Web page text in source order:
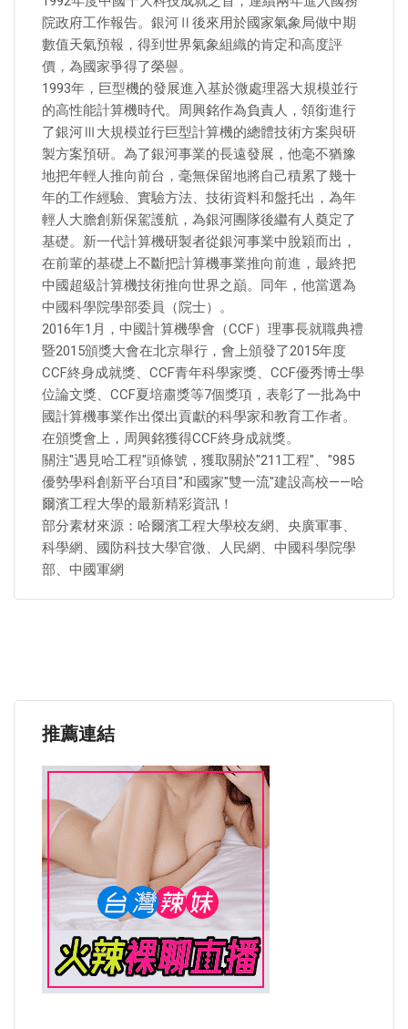
院政府工作報告。銀河Ⅱ後來用於國家氣象局做中期
數值天氣預報，得到世界氣象組織的肯定和高度評
價，為國家爭得了榮譽。
1993年，巨型機的發展進入基於微處理器大規模並行
的高性能計算機時代。周興銘作為負責人，領銜進行
了銀河Ⅲ大規模並行巨型計算機的總體技術方案與研
製方案預研。為了銀河事業的長遠發展，他毫不猶豫
地把年輕人推向前台，毫無保留地將自己積累了幾十
年的工作經驗、實驗方法、技術資料和盤托出，為年
輕人大膽創新保駕護航，為銀河團隊後繼有人奠定了
基礎。新一代計算機研製者從銀河事業中脫穎而出，
在前輩的基礎上不斷把計算機事業推向前進，最終把
中國超級計算機技術推向世界之巔。同年，他當選為
中國科學院學部委員（院士）。
2016年1月，中國計算機學會（CCF）理事長就職典禮
暨2015頒獎大會在北京舉行，會上頒發了2015年度
CCF終身成就獎、CCF青年科學家獎、CCF優秀博士學
位論文獎、CCF夏培肅獎等7個獎項，表彰了一批為中
國計算機事業作出傑出貢獻的科學家和教育工作者。
在頒獎會上，周興銘獲得CCF終身成就獎。
關注"遇見哈工程"頭條號，獲取關於"211工程"、"985
優勢學科創新平台項目"和國家"雙一流"建設高校——哈
爾濱工程大學的最新精彩資訊！
部分素材來源：哈爾濱工程大學校友網、央廣軍事、
科學網、國防科技大學官微、人民網、中國科學院學
部、中國軍網
推薦連結